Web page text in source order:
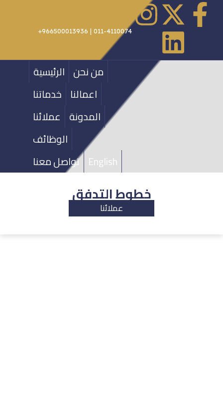
011-4110074 | 966500013936+
الرئيسية من نحن
خدماتنا اعمالنا
عملائنا المدونة
الوظائف
تواصل معنا English
خطوط التدفق
عملائنا